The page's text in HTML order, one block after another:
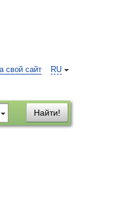
RU
свой сайт
Найти!